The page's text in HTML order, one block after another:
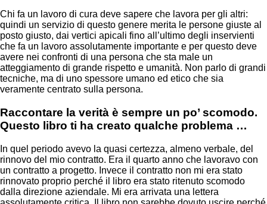
Chi fa un lavoro di cura deve sapere che lavora per gli altri:
quindi un servizio di questo genere merita le persone giuste al
posto giusto, dai vertici apicali fino all’ultimo degli inservienti
che fa un lavoro assolutamente importante e per questo deve
avere nei confronti di una persona che sta male un
atteggiamento di grande rispetto e umanità. Non parlo di grandi
tecniche, ma di uno spessore umano ed etico che sia
veramente centrato sulla persona.
Raccontare la verità è sempre un po’ scomodo.
Questo libro ti ha creato qualche problema …
In quel periodo avevo la quasi certezza, almeno verbale, del
rinnovo del mio contratto. Era il quarto anno che lavoravo con
un contratto a progetto. Invece il contratto non mi era stato
rinnovato proprio perché il libro era stato ritenuto scomodo
dalla direzione aziendale. Mi era arrivata una lettera